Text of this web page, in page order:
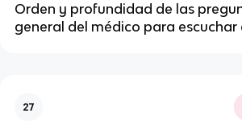
Orden y profundidad de las
general del médico para escuchar
27